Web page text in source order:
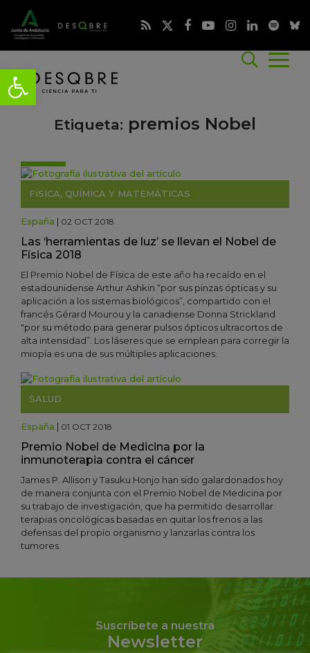
Etiqueta: premios Nobel
FÍSICA, QUÍMICA Y MATEMÁTICAS
España | 02 OCT 2018
Las ‘herramientas de luz’ se llevan el Nobel de
Física 2018
El Premio Nobel de Física de este año ha recaído en el
estadounidense Arthur Ashkin “por sus pinzas ópticas y su
aplicación a los sistemas biológicos”, compartido con el
francés Gérard Mourou y la canadiense Donna Strickland
"por su método para generar pulsos ópticos ultracortos de
alta intensidad”. Los láseres que se emplean para corregir la
miopía es una de sus múltiples aplicaciones.
SALUD
España | 01 OCT 2018
Premio Nobel de Medicina por la
inmunoterapia contra el cáncer
James P. Allison y Tasuku Honjo han sido galardonados hoy
de manera conjunta con el Premio Nobel de Medicina por
su trabajo de investigación, que ha permitido desarrollar
terapias oncológicas basadas en quitar los frenos a las
defensas del propio organismo y lanzarlas contra los
tumores.
Suscríbete a nuestra
Newsletter